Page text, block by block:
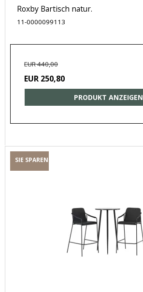
Roxby Bartisch natur.
11-0000099113
EUR 440,00
EUR 250,80
PRODUKT ANZEIGEN
SIE SPAREN